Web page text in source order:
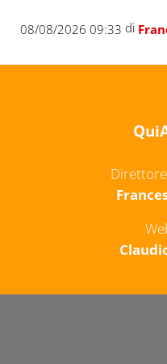
08/08/2026 09:33 di